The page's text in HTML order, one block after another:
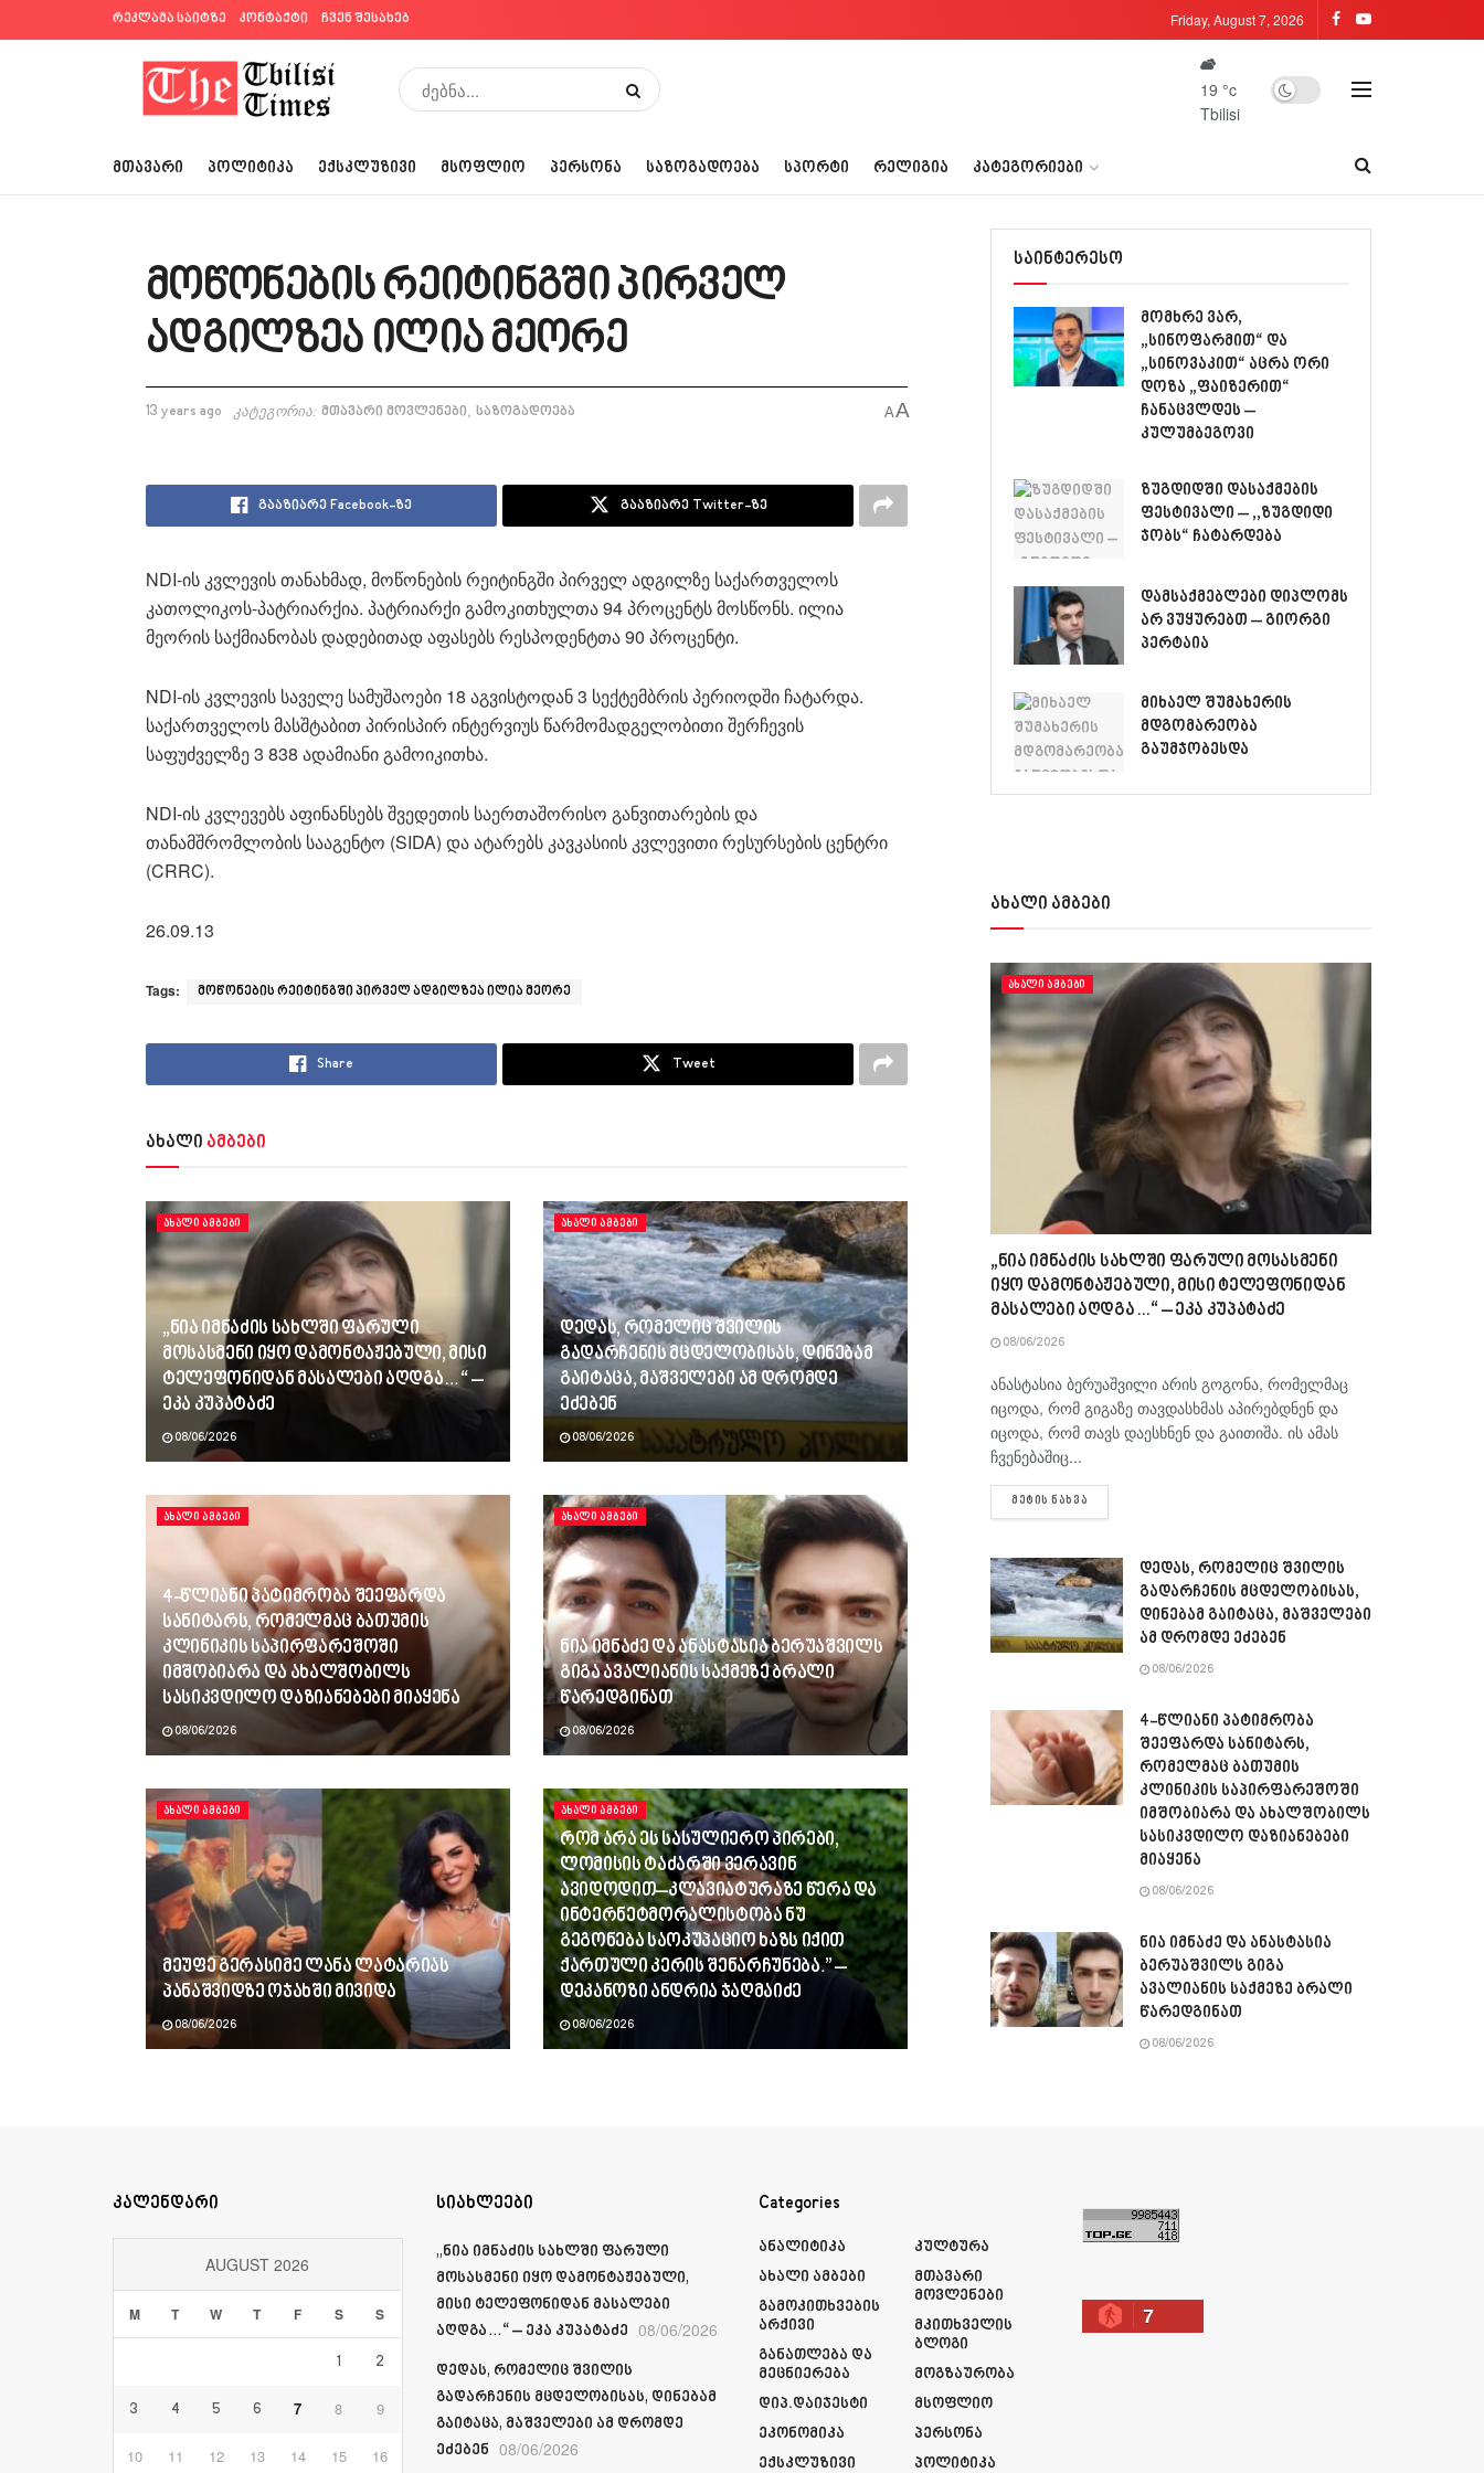
რეკლამა საიტზე კონტაქტი ჩვენ შესახებ Friday, August 7, 2026
19 °c
Tbilisi
ᲛᲗᲐᲕᲐᲠᲘ ᲞᲝᲚᲘᲢᲘᲙᲐ ᲔᲥᲡᲙᲚᲣᲖᲘᲕᲘ ᲛᲡᲝᲤᲚᲘᲝ ᲞᲔᲠᲡᲝᲜᲐ ᲡᲐᲖᲝᲒᲐᲓᲝᲔᲑᲐ ᲡᲞᲝᲠᲢᲘ ᲠᲔᲚᲘᲒᲘᲐ ᲙᲐᲢᲔᲒᲝᲠᲘᲔᲑᲘ
მოწონების რეიტინგში პირველ
ადგილზეა ილია მეორე
13 years ago კატეგორია: მთავარი მოვლენები, საზოგადოება AA
გააზიარე Facebook-ზე გააზიარე Twitter-ზე
NDI-ის კვლევის თანახმად, მოწონების რეიტინგში პირველ ადგილზე საქართველოს
კათოლიკოს-პატრიარქია. პატრიარქი გამოკითხულთა 94 პროცენტს მოსწონს. ილია
მეორის საქმიანობას დადებითად აფასებს რესპოდენტთა 90 პროცენტი.
NDI-ის კვლევის საველე სამუშაოები 18 აგვისტოდან 3 სექტემბრის პერიოდში ჩატარდა.
საქართველოს მასშტაბით პირისპირ ინტერვიუს წარმომადგელობითი შერჩევის
საფუძველზე 3 838 ადამიანი გამოიკითხა.
NDI-ის კვლევებს აფინანსებს შვედეთის საერთაშორისო განვითარების და
თანამშრომლობის სააგენტო (SIDA) და ატარებს კავკასიის კვლევითი რესურსების ცენტრი
(CRRC).
26.09.13
Tags: მოწონების რეიტინგში პირველ ადგილზეა ილია მეორე
Share Tweet
ახალი ამბები
ᲐᲮᲐᲚᲘ ᲐᲛᲑᲔᲑᲘ
„ნია იმნაძის სახლში ფარული
მოსასმენი იყო დამონტაჟებული, მისი
ტელეფონიდან მასალები აღდგა…“ –
ეკა კუპატაძე
08/06/2026
ᲐᲮᲐᲚᲘ ᲐᲛᲑᲔᲑᲘ
დედას, რომელიც შვილის
გადარჩენის მცდელობისას, დინებამ
გაიტაცა, მაშველები ამ დრომდე
ეძებენ
08/06/2026
ᲐᲮᲐᲚᲘ ᲐᲛᲑᲔᲑᲘ
4-წლიანი პატიმრობა შეეფარდა
სანიტარს, რომელმაც ბათუმის
კლინიკის საპირფარეშოში
იმშობიარა და ახალშობილს
სასიკვდილო დაზიანებები მიაყენა
08/06/2026
ᲐᲮᲐᲚᲘ ᲐᲛᲑᲔᲑᲘ
ნია იმნაძე და ანასტასია ბერუაშვილს
გიგა ავალიანის საქმეზე ბრალი
წარედგინათ
08/06/2026
ᲐᲮᲐᲚᲘ ᲐᲛᲑᲔᲑᲘ
მეუფე გერასიმე ლანა ლატარიას
პანაშვიდზე ოჯახში მივიდა
08/06/2026
ᲐᲮᲐᲚᲘ ᲐᲛᲑᲔᲑᲘ
რომ არა ეს სასულიერო პირები,
ლომისის ტაძარში ვერავინ
ავიდოდით–კლავიატურაზე წერა და
ინტერნეტმორალისტობა ნუ
გეგონება საოკუპაციო ხაზს იქით
ქართული კერის შენარჩუნება.” –
დეკანოზი ანდრია ჯაღმაიძე
08/06/2026
საინტერესო
მომხრე ვარ,
„სინოფარმით“ და
„სინოვაკით“ აცრა ორი
დოზა „ფაიზერით“
ჩანაცვლდეს –
კულუმბეგოვი
ზუგდიდში დასაქმების
ფესტივალი – ,,ზუგდიდი
ჯობს“ ჩატარდება
დამსაქმებლები დიპლომს
არ ვუყურებთ – გიორგი
პერტაია
მიხაელ შუმახერის
მდგომარეობა
გაუმჯობესდა
ახალი ამბები
ᲐᲮᲐᲚᲘ ᲐᲛᲑᲔᲑᲘ
„ნია იმნაძის სახლში ფარული მოსასმენი
იყო დამონტაჟებული, მისი ტელეფონიდან
მასალები აღდგა…“ – ეკა კუპატაძე
08/06/2026
ანასტასია ბერუაშვილი არის გოგონა, რომელმაც
იცოდა, რომ გიგაზე თავდასხმას აპირებდნენ და
იცოდა, რომ თავს დაესხნენ და გაითიშა. ის ამას
ჩვენებაშიც...
ᲛᲔᲢᲘᲡ ᲜᲐᲮᲕᲐ
დედას, რომელიც შვილის
გადარჩენის მცდელობისას,
დინებამ გაიტაცა, მაშველები
ამ დრომდე ეძებენ
08/06/2026
4-წლიანი პატიმრობა
შეეფარდა სანიტარს,
რომელმაც ბათუმის
კლინიკის საპირფარეშოში
იმშობიარა და ახალშობილს
სასიკვდილო დაზიანებები
მიაყენა
08/06/2026
ნია იმნაძე და ანასტასია
ბერუაშვილს გიგა
ავალიანის საქმეზე ბრალი
წარედგინათ
08/06/2026
კალენდარი
AUGUST 2026
M T W T F S S
1 2
3 4 5 6 7 8 9
10 11 12 13 14 15 16
სიახლეები
„ნია იმნაძის სახლში ფარული
მოსასმენი იყო დამონტაჟებული,
მისი ტელეფონიდან მასალები
აღდგა…“ – ეკა კუპატაძე 08/06/2026
დედას, რომელიც შვილის
გადარჩენის მცდელობისას, დინებამ
გაიტაცა, მაშველები ამ დრომდე
ეძებენ 08/06/2026
Categories
Ანალიტიკა
Ახალი Ამბები
Გამოკითხვების
Არქივი
Განათლება Და
Მეცნიერება
Დიპ.დაიჯესტი
Ეკონომიკა
Ექსკლუზივი
Კულტურა
Მთავარი
Მოვლენები
Მკითხველის
Ბლოგი
Მოგზაურობა
Მსოფლიო
Პერსონა
Პოლიტიკა
7